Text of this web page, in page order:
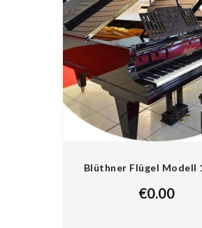
Blüthner Flügel Modell
€0.00